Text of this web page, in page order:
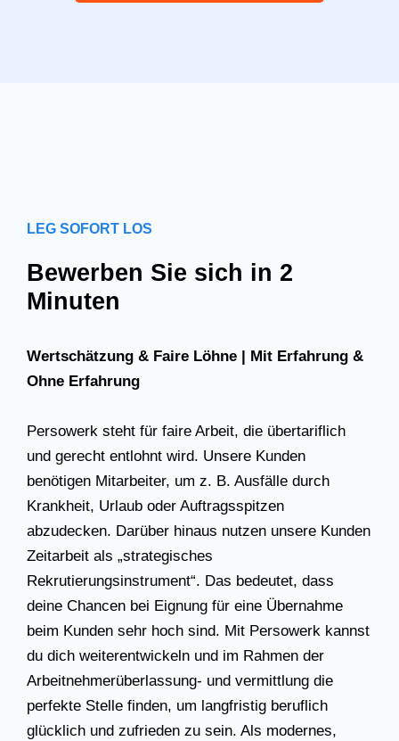
LEG SOFORT LOS
Bewerben Sie sich in 2
Minuten
Wertschätzung & Faire Löhne | Mit Erfahrung &
Ohne Erfahrung
Persowerk steht für faire Arbeit, die übertariflich
und gerecht entlohnt wird. Unsere Kunden
benötigen Mitarbeiter, um z. B. Ausfälle durch
Krankheit, Urlaub oder Auftragsspitzen
abzudecken. Darüber hinaus nutzen unsere Kunden
Zeitarbeit als „strategisches
Rekrutierungsinstrument“. Das bedeutet, dass
deine Chancen bei Eignung für eine Übernahme
beim Kunden sehr hoch sind. Mit Persowerk kannst
du dich weiterentwickeln und im Rahmen der
Arbeitnehmerüberlassung- und vermittlung die
perfekte Stelle finden, um langfristig beruflich
glücklich und zufrieden zu sein. Als modernes,